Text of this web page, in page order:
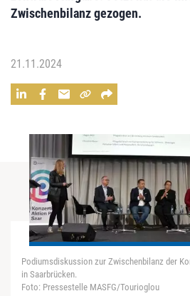
Zwischenbilanz gezogen.
21.11.2024
Podiumsdiskussion zur Zwischenbilanz der
in Saarbrücken.
Foto: Pressestelle MASFG/Tourioglou